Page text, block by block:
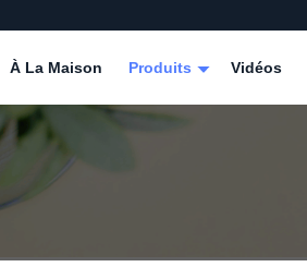
À La Maison Produits Vidéos